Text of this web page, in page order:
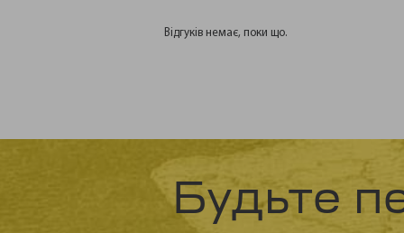
Відгуків немає, поки що.
Будьте